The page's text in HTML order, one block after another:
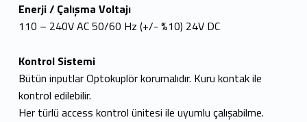
Enerji / Çalışma Voltajı
110 – 240V AC 50/60 Hz (+/- %10) 24V DC
Kontrol Sistemi
Bütün inputlar Optokuplör korumalıdır. Kuru kontak ile
kontrol edilebilir.
Her türlü access kontrol ünitesi ile uyumlu çalışabilme.